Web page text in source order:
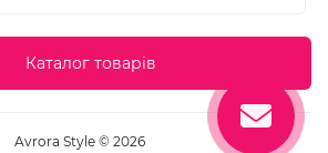
Каталог товарів
Avrora Style © 2026